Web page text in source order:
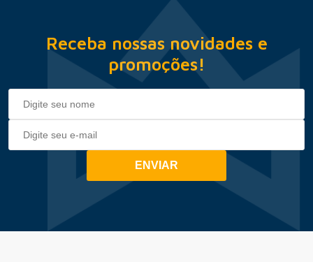
Receba nossas novidades e
promoções!
ENVIAR